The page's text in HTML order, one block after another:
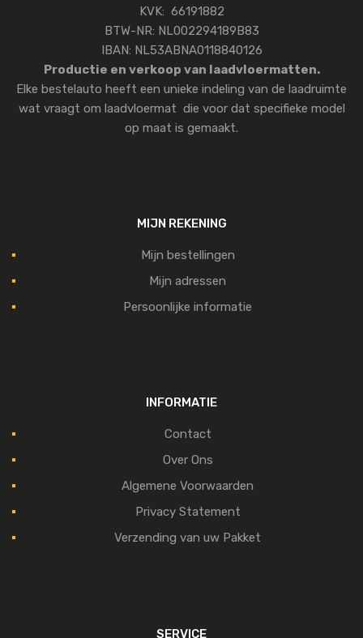
KVK: 66191882
BTW-NR: NL002294189B83
IBAN: NL53ABNA0118840126
Productie en verkoop van laadvloermatten.
Elke bestelauto heeft een unieke indeling van de laadruimte
wat vraagt om laadvloermat die voor dat specifieke model
op maat is gemaakt.
MIJN REKENING
Mijn bestellingen
Mijn adressen
Persoonlijke informatie
INFORMATIE
Contact
Over Ons
Algemene Voorwaarden
Privacy Statement
Verzending van uw Pakket
SERVICE